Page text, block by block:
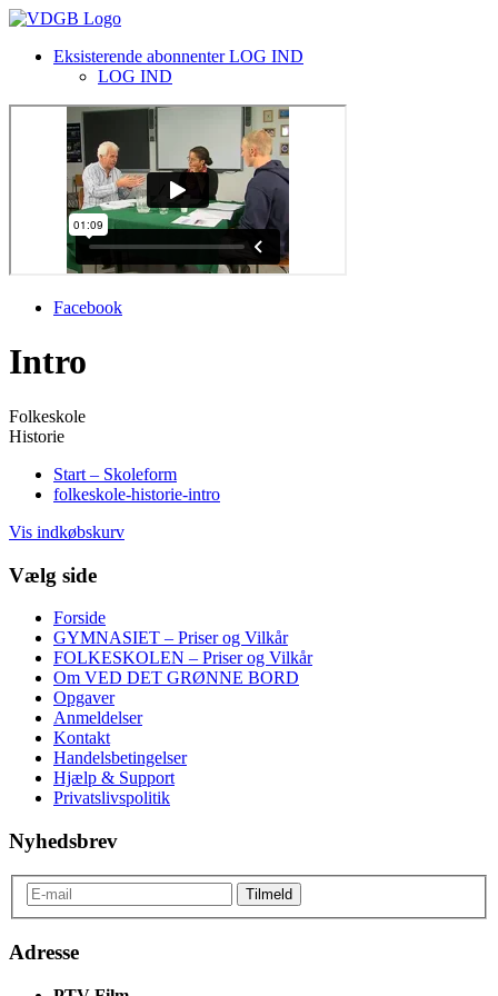
Eksisterende abonnenter LOG IND
LOG IND
Facebook
Intro
Folkeskole
Historie
Start – Skoleform
folkeskole-historie-intro
Vis indkøbskurv
Vælg side
Forside
GYMNASIET – Priser og Vilkår
FOLKESKOLEN – Priser og Vilkår
Om VED DET GRØNNE BORD
Opgaver
Anmeldelser
Kontakt
Handelsbetingelser
Hjælp & Support
Privatslivspolitik
Nyhedsbrev
Adresse